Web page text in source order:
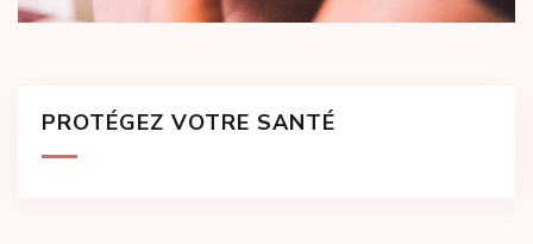
PROTÉGEZ VOTRE SANTÉ